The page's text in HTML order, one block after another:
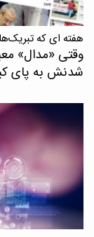
هفته ای که
وقتی «مدال‌»
شدنش به پای